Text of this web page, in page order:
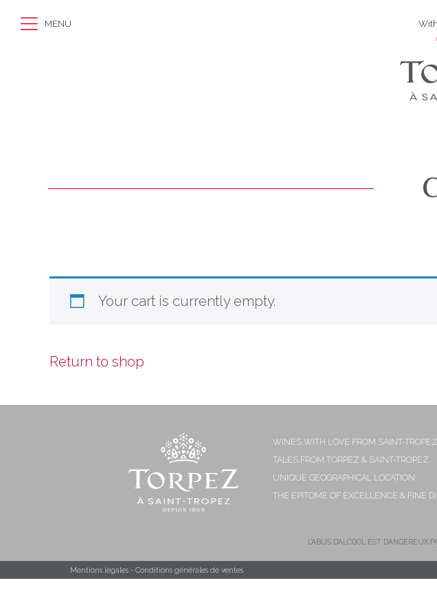
MENU
Your cart is currently empty.
Return to shop
WINES WITH LOVE FROM SAINT-TROPEZ
TALES FROM TORPEZ & SAINT-TROPEZ
UNIQUE GEOGRAPHICAL LOCATION
THE EPITOME OF EXCELLENCE & FINE
L'ABUS D'ALCOOL EST DANGEREUX
Mentions légales Conditions générales de ventes